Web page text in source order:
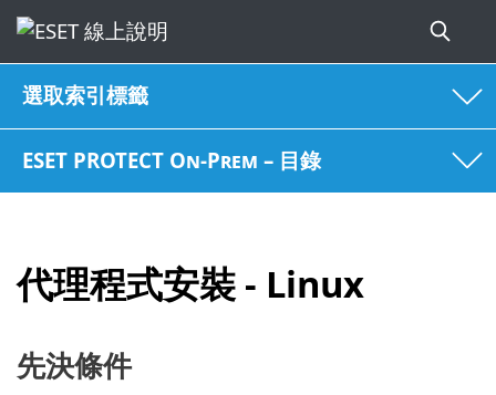
選取索引標籤
ESET PROTECT On-Prem – 目錄
代理程式安裝 - Linux
先決條件